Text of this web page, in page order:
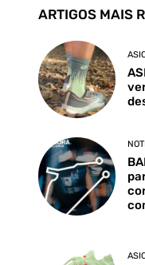
ARTIGOS MAIS